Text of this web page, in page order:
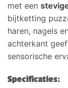
met een
bijtketting
haren, nagels
achterkant
sensorische
Specificaties: